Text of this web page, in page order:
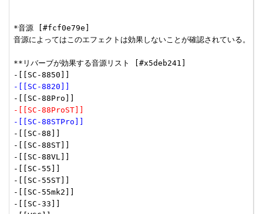
*音源 [#fcf0e79e]
音源によってはこのエフェクトは効果しないことが確認されている。
**リバーブが効果する音源リスト [#x5deb241]
-[[SC-8820]]
-[[SC-88ProST]]
-[[SC-88STPro]]
-[[SC-88]]
-[[SC-88ST]]
-[[SC-88VL]]
-[[SC-55]]
-[[SC-55ST]]
-[[SC-55mk2]]
-[[SC-33]]